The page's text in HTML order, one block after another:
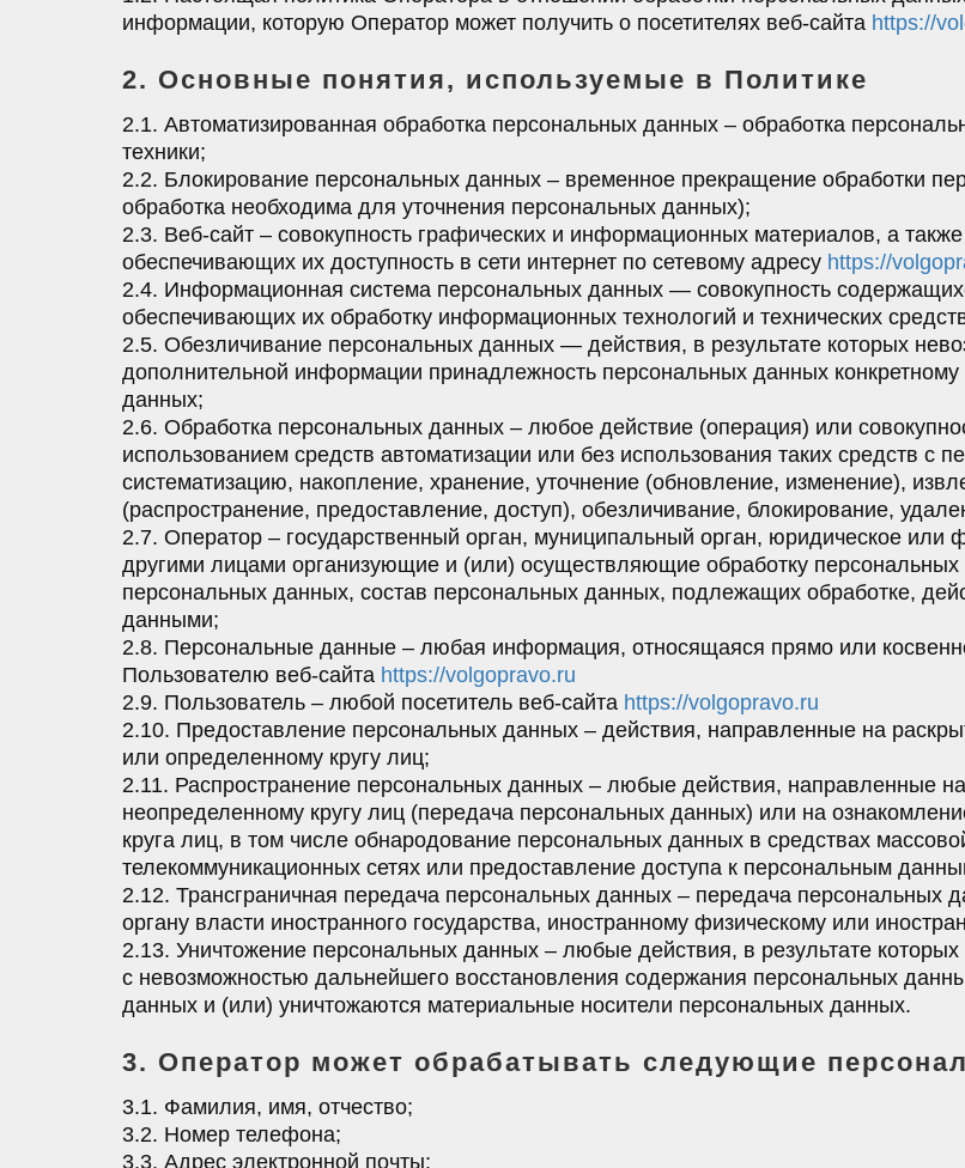
информации, которую Оператор может получить о посетителях веб-сайта https://
2. Основные понятия, используемые в Политике
2.1. Автоматизированная обработка персональных данных – обработка
техники;
2.2. Блокирование персональных данных – временное прекращение обработки
обработка необходима для уточнения персональных данных);
2.3. Веб-сайт – совокупность графических и информационных материалов, а
обеспечивающих их доступность в сети интернет по сетевому адресу https://
2.4. Информационная система персональных данных — совокупность
обеспечивающих их обработку информационных технологий и технических
2.5. Обезличивание персональных данных — действия, в результате которых
дополнительной информации принадлежность персональных данных
данных;
2.6. Обработка персональных данных – любое действие (операция) или
использованием средств автоматизации или без использования таких средств
систематизацию, накопление, хранение, уточнение (обновление, изменение),
(распространение, предоставление, доступ), обезличивание, блокирование,
2.7. Оператор – государственный орган, муниципальный орган, юридическое или
другими лицами организующие и (или) осуществляющие обработку
персональных данных, состав персональных данных, подлежащих обработке,
данными;
2.8. Персональные данные – любая информация, относящаяся прямо или
Пользователю веб-сайта https://volgopravo.ru
2.9. Пользователь – любой посетитель веб-сайта https://volgopravo.ru
2.10. Предоставление персональных данных – действия, направленные на
или определенному кругу лиц;
2.11. Распространение персональных данных – любые действия, направленные
неопределенному кругу лиц (передача персональных данных) или на
круга лиц, в том числе обнародование персональных данных в средствах
телекоммуникационных сетях или предоставление доступа к персональным
2.12. Трансграничная передача персональных данных – передача персональных
органу власти иностранного государства, иностранному физическому или
2.13. Уничтожение персональных данных – любые действия, в результате
с невозможностью дальнейшего восстановления содержания персональных
данных и (или) уничтожаются материальные носители персональных данных.
3. Оператор может обрабатывать следующие
3.1. Фамилия, имя, отчество;
3.2. Номер телефона;
3.3. Адрес электронной почты;